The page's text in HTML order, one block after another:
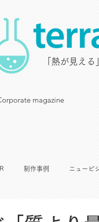
「熱が見え
magazine
制作事例 ニュービ